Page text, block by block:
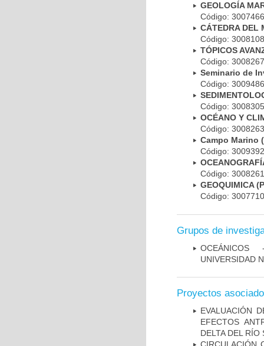
GEOLOGÍA
Código:
CÁTEDRA DEL
Código:
TÓPICOS
Código:
Seminario de
Código:
Código:
OCÉANO Y
Código:
Campo Marino
Código:
Código:
GEOQUIMICA
Código:
Grupos de
OCEÁNICOS
UNIVERSIDAD
Proyectos
EVALUACIÓN
EFECTOS
DELTA DEL RÍO